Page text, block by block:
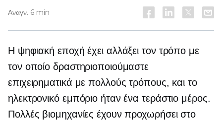
Αναγν. 6 min
Η ψηφιακή εποχή έχει αλλάξει τον τρόπο με
τον οποίο δραστηριοποιούμαστε
επιχειρηματικά με πολλούς τρόπους, και το
ηλεκτρονικό εμπόριο ήταν ένα τεράστιο μέρος.
Πολλές βιομηχανίες έχουν προχωρήσει στο